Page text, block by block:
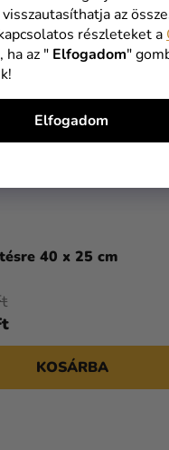
az
részleteket a
ha az " Elfogadom"
Elfogadom
40 x 25 cm
KOSÁRBA